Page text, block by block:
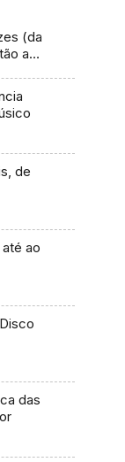
(da
a
de
ao
das